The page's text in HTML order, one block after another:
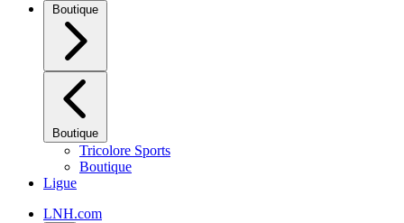
Boutique
Boutique
Tricolore Sports
Boutique
Ligue
LNH.com